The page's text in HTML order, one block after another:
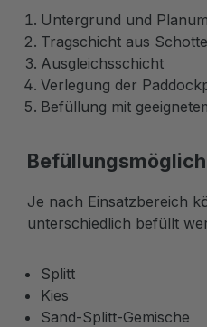
Untergrund und Planum
Tragschicht aus
Ausgleichsschicht
Verlegung der
Befüllung mit
Je nach Einsatzbereich
unterschiedlich befüllt
Splitt
Kies
Sand-Splitt-Gemische